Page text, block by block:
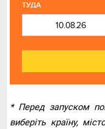
ТУДА
* Перед запуском
виберіть країну,